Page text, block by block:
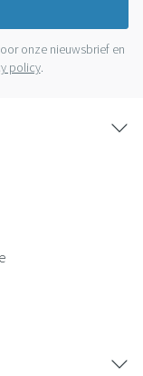
onze nieuwsbrief en
policy.